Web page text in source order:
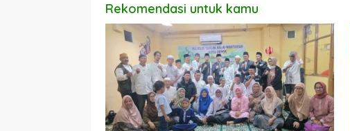
Rekomendasi untuk kamu